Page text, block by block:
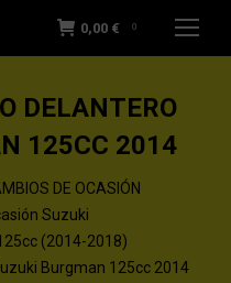
0,00 € 0
DELANTERO
125CC 2014
DE OCASIÓN
Suzuki
(2014-2018)
Burgman 125cc 2014